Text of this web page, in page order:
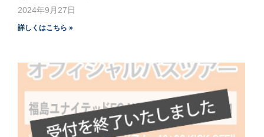
2024年9月27日
詳しくはこちら »